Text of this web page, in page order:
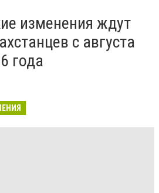
изменения ждут
с августа
года